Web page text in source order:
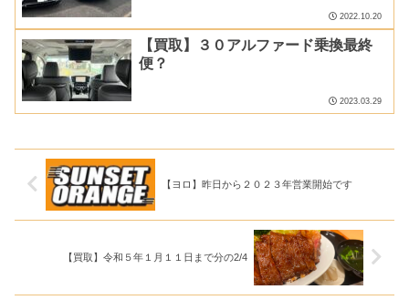
2022.10.20
【買取】３０アルファード乗換最終
便？
2023.03.29
【ヨロ】昨日から２０２３年営業開始です
【買取】令和５年１月１１日まで分の2/4